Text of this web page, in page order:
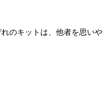
のキットは、他者を思い